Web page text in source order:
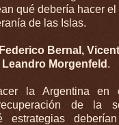
qué debería hacer
de las Islas.
Bernal,
Morgenfeld .
la Argentina
de la
estrategias